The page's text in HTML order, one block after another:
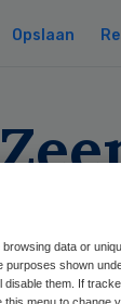
Opslaan
in
data or
purposes shown
them. If